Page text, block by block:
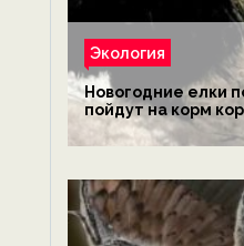
Экология
Новогодние елки
пойдут на корм
обезьянам, львам
экологии на